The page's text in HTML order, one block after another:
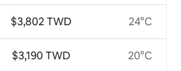
$3,802 TWD
$3,190 TWD
24°C
20°C